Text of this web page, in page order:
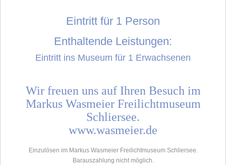
Eintritt für 1 Person
Enthaltende Leistungen:
Eintritt ins Museum für 1 Erwachsenen
Wir freuen uns auf Ihren Besuch im
Markus Wasmeier Freilichtmuseum
Schliersee.
www.wasmeier.de
Einzulösen im Markus Wasmeier Freilichtmuseum Schliersee.
Barauszahlung nicht möglich.